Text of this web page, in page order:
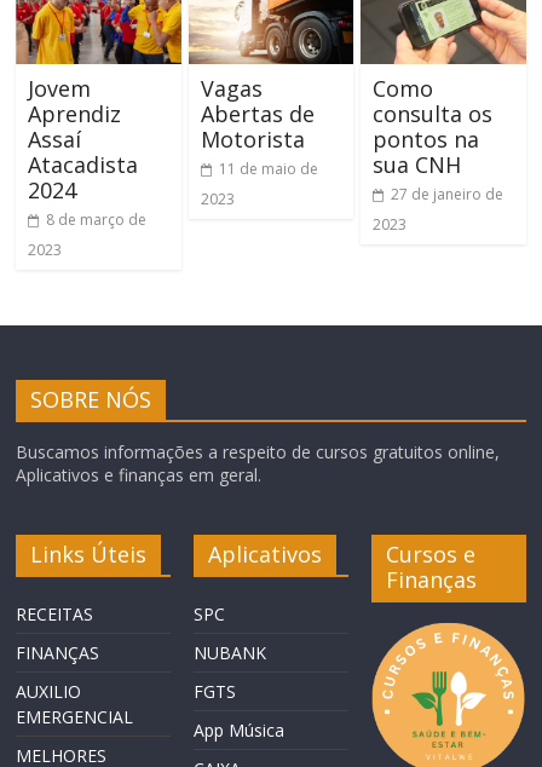
Jovem
Aprendiz
Assaí
Atacadista
2024
8 de março de
2023
Vagas
Abertas de
Motorista
11 de maio de
2023
Como
consulta os
pontos na
sua CNH
27 de janeiro de
2023
SOBRE NÓS
Buscamos informações a respeito de cursos gratuitos online,
Aplicativos e finanças em geral.
Links Úteis
RECEITAS
FINANÇAS
AUXILIO
EMERGENCIAL
MELHORES
Aplicativos
SPC
NUBANK
FGTS
App Música
Cursos e
Finanças